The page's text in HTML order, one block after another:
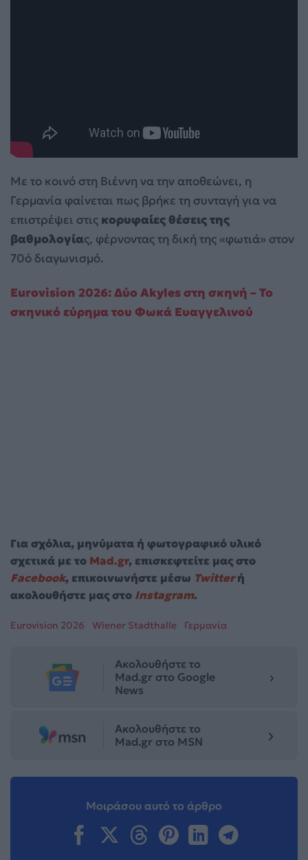
Με το κοινό στη Βιέννη να την αποθεώνει, η
Γερμανία φαίνεται πως βρήκε τη συνταγή για να
επιστρέψει στις κορυφαίες θέσεις της
βαθμολογίας, φέρνοντας τη δική της «φωτιά» στον
70ό διαγωνισμό.
Eurovision 2026: Δύο Αkyles στη σκηνή – Το
σκηνικό εύρημα του Φωκά Ευαγγελινού
Για σχόλια, μηνύματα ή φωτογραφικό υλικό
σχετικά με το Mad.gr, επισκεφτείτε μας στο
Facebook, επικοινωνήστε μέσω Twitterή
ακολουθήστε μας στο Instagram.
Eurovision 2026 Wiener Stadthalle Γερμανία
Ακολουθήστε το
Mad.gr στο Google
News
Ακολουθήστε το
Mad.gr στο MSN
Μοιράσου αυτό το άρθρο